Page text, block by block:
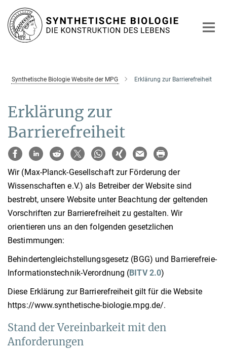
Hauptinhalt
Synthetische Biologie Website der MPG Erklärung zur Barrierefreiheit
Erklärung zur
Barrierefreiheit
Wir (Max-Planck-Gesellschaft zur Förderung der
Wissenschaften e.V.) als Betreiber der Website sind
bestrebt, unsere Website unter Beachtung der geltenden
Vorschriften zur Barrierefreiheit zu gestalten. Wir
orientieren uns an den folgenden gesetzlichen
Bestimmungen:
Behindertengleichstellungsgesetz (BGG) und Barrierefreie-
Informationstechnik-Verordnung (BITV 2.0)
Diese Erklärung zur Barrierefreiheit gilt für die Website
https://www.synthetische-biologie.mpg.de/.
Stand der Vereinbarkeit mit den
Anforderungen